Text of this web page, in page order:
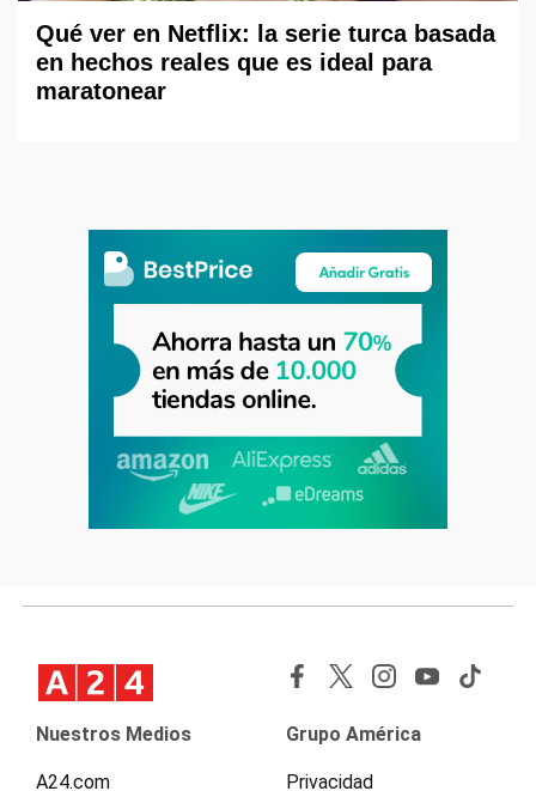
Qué ver en Netflix: la serie turca basada
en hechos reales que es ideal para
maratonear
Nuestros Medios
A24.com
Grupo América
Privacidad